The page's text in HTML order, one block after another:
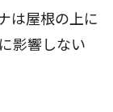
は屋根の上に
影響しない